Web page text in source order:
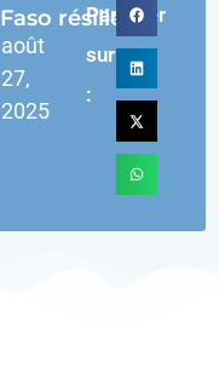
Faso résilient
août
27,
2025
Partager
sur
: